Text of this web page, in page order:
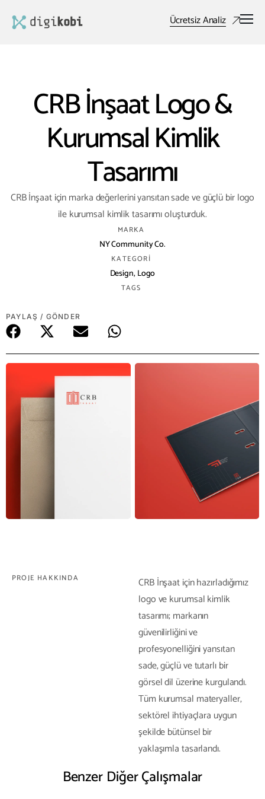
Ücretsiz Analiz
CRB İnşaat Logo &
Kurumsal Kimlik
Tasarımı
CRB İnşaat için marka değerlerini yansıtan sade ve güçlü bir logo
ile kurumsal kimlik tasarımı oluşturduk.
MARKA
NY Community Co.
KATEGORI
Design,Logo
TAGS
PAYLAŞ / GÖNDER
PROJE HAKKINDA
CRB İnşaat için hazırladığımız
logo ve kurumsal kimlik
tasarımı; markanın
güvenilirliğini ve
profesyonelliğini yansıtan
sade, güçlü ve tutarlı bir
görsel dil üzerine kurgulandı.
Tüm kurumsal materyaller,
sektörel ihtiyaçlara uygun
şekilde bütünsel bir
yaklaşımla tasarlandı.
Benzer Diğer Çalışmalar